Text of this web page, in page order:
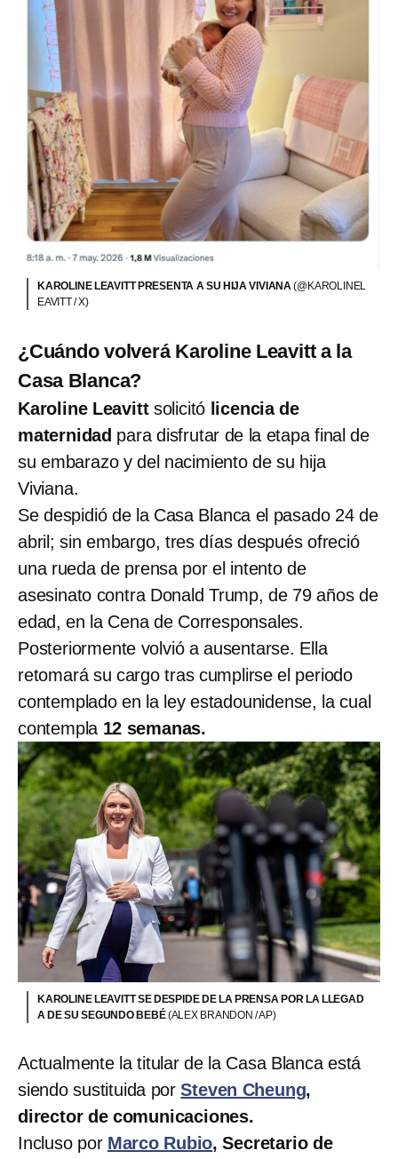
KAROLINE LEAVITT PRESENTA A SU HIJA VIVIANA(@KAROLINEL
EAVITT / X)
¿Cuándo volverá Karoline Leavitt a la
Casa Blanca?
Karoline Leavittsolicitó licencia de
maternidad para disfrutar de la etapa final de
su embarazo y del nacimiento de su hija
Viviana.
Se despidió de la Casa Blanca el pasado 24 de
abril; sin embargo, tres días después ofreció
una rueda de prensa por el intento de
asesinato contra Donald Trump, de 79 años de
edad, en la Cena de Corresponsales.
Posteriormente volvió a ausentarse. Ella
retomará su cargo tras cumplirse el periodo
contemplado en la ley estadounidense, la cual
contempla 12 semanas.
KAROLINE LEAVITT SE DESPIDE DE LA PRENSA POR LA LLEGAD
A DE SU SEGUNDO BEBÉ(ALEX BRANDON / AP)
Actualmente la titular de la Casa Blanca está
siendo sustituida porSteven Cheung,
director de comunicaciones.
Incluso por Marco Rubio, Secretario de